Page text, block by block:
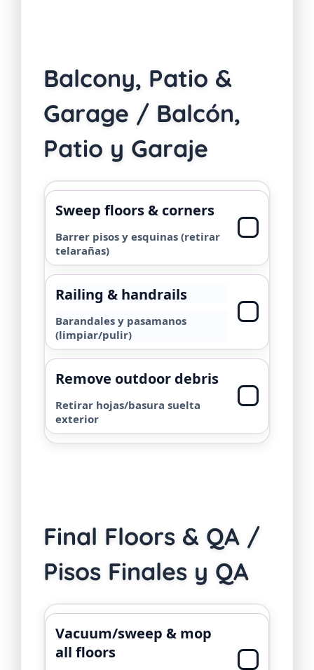
Balcony, Patio &
Garage / Balcón,
Patio y Garaje
Sweep floors & corners
Barrer pisos y esquinas (retirar
telarañas)
Railing & handrails
Barandales y pasamanos
(limpiar/pulir)
Remove outdoor debris
Retirar hojas/basura suelta
exterior
Final Floors & QA /
Pisos Finales y QA
Vacuum/sweep & mop
all floors